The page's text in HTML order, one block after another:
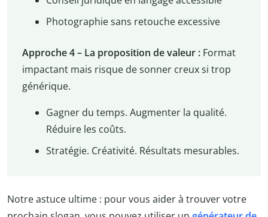
Photographie sans retouche excessive
Approche 4 – La proposition de valeur :Format
impactant mais risque de sonner creux si trop
générique.
Gagner du temps. Augmenter la qualité.
Réduire les coûts.
Stratégie. Créativité. Résultats mesurables.
Notre astuce ultime : pour vous aider à trouver votre